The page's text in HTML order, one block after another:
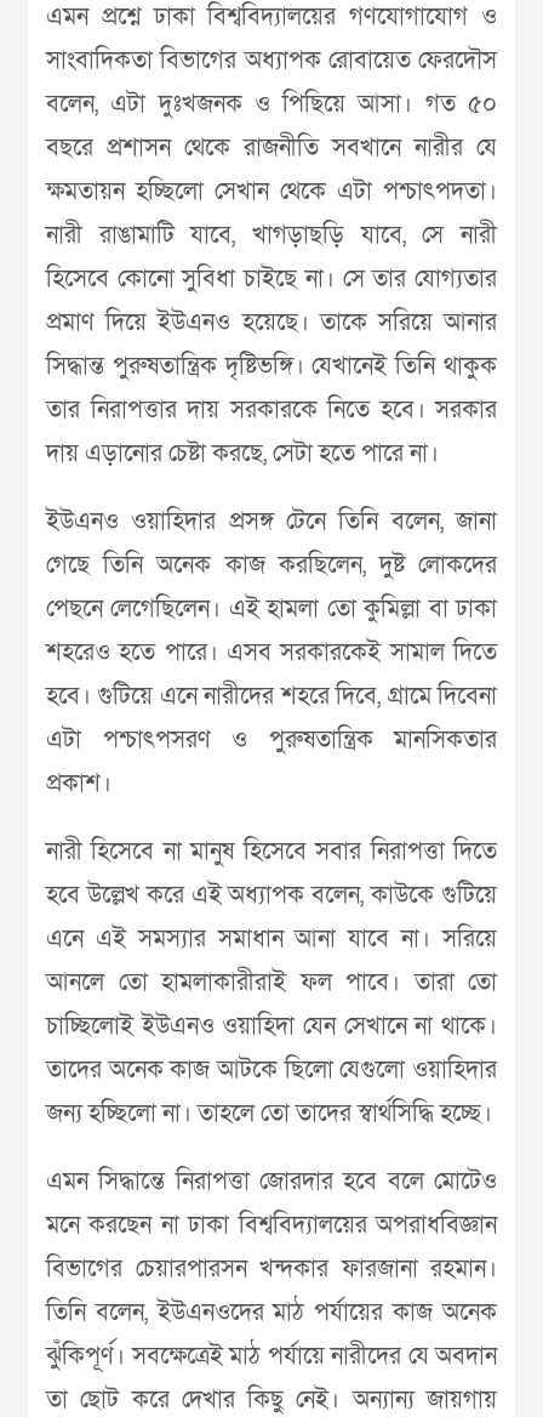
এমন প্রশ্নে ঢাকা বিশ্ববিদ্যালয়ের গণযোগাযোগ ও
সাংবাদিকতা বিভাগের অধ্যাপক রোবায়েত ফেরদৌস
বলেন, এটা দুঃখজনক ও পিছিয়ে আসা। গত ৫০
বছরে প্রশাসন থেকে রাজনীতি সবখানে নারীর যে
ক্ষমতায়ন হচ্ছিলো সেখান থেকে এটা পশ্চাৎপদতা।
নারী রাঙামাটি যাবে, খাগড়াছড়ি যাবে, সে নারী
হিসেবে কোনো সুবিধা চাইছে না। সে তার যোগ্যতার
প্রমাণ দিয়ে ইউএনও হয়েছে। তাকে সরিয়ে আনার
সিদ্ধান্ত পুরুষতান্ত্রিক দৃষ্টিভঙ্গি। যেখানেই তিনি থাকুক
তার নিরাপত্তার দায় সরকারকে নিতে হবে। সরকার
দায় এড়ানোর চেষ্টা করছে, সেটা হতে পারে না।
ইউএনও ওয়াহিদার প্রসঙ্গ টেনে তিনি বলেন, জানা
গেছে তিনি অনেক কাজ করছিলেন, দুষ্ট লোকদের
পেছনে লেগেছিলেন। এই হামলা তো কুমিল্লা বা ঢাকা
শহরেও হতে পারে। এসব সরকারকেই সামাল দিতে
হবে। গুটিয়ে এনে নারীদের শহরে দিবে, গ্রামে দিবেনা
এটা পশ্চাৎপসরণ ও পুরুষতান্ত্রিক মানসিকতার
প্রকাশ।
নারী হিসেবে না মানুষ হিসেবে সবার নিরাপত্তা দিতে
হবে উল্লেখ করে এই অধ্যাপক বলেন, কাউকে ‍গুটিয়ে
এনে এই সমস্যার সমাধান আনা যাবে না। সরিয়ে
আনলে তো হামলাকারীরাই ফল পাবে। তারা তো
চাচ্ছিলোই ইউএনও ওয়াহিদা যেন সেখানে না থাকে।
তাদের অনেক কাজ আটকে ছিলো যেগুলো ওয়াহিদার
জন্য হচ্ছিলো না। তাহলে তো তাদের স্বার্থসিদ্ধি হচ্ছে।
এমন সিদ্ধান্তে নিরাপত্তা জোরদার হবে বলে মোটেও
মনে করছেন না ঢাকা বিশ্ববিদ্যালয়ের অপরাধবিজ্ঞান
বিভাগের চেয়ারপারসন খন্দকার ফারজানা রহমান।
তিনি বলেন, ইউএনওদের মাঠ পর্যায়ের কাজ অনেক
ঝুঁকিপূর্ণ। সবক্ষেত্রেই মাঠ পর্যায়ে নারীদের যে অবদান
তা ছোট করে দেখার কিছু নেই। অন্যান্য জায়গায়